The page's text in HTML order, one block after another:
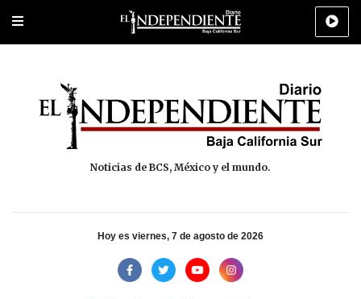
Portada Los Cabos Policiaca Deportes Cultura
Noticias de BCS, México y el mundo.
Hoy es viernes, 7 de agosto de 2026